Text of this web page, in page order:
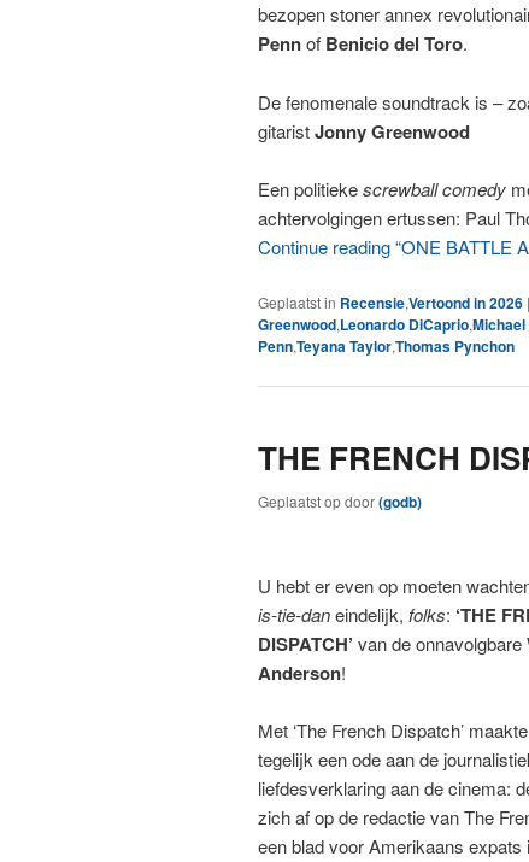
bezopen stoner annex
Pennof Benicio del Toro.
De fenomenale soundtrack is –
gitaristJonny Greenwood
Een politiekescrewball comedy
achtervolgingen ertussen: Paul
Continue reading “ONE BATTLE
Geplaatst in Recensie,Vertoond in 2026 |
Greenwood,Leonardo DiCaprio,
Penn,Teyana Taylor,Thomas Pynchon
THE FRENCH
Geplaatst opdoor(godb)
U hebt er even op moeten
is-tie-daneindelijk, folks: ‘THE
DISPATCH’ van de onnavolgbare
Anderson!
Met ‘The French Dispatch’
tegelijk een ode aan de
liefdesverklaring aan de cinema:
zich af op de redactie van The
een blad voor Amerikaans expats